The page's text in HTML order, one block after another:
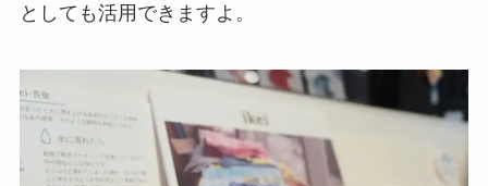
としても活用できますよ。